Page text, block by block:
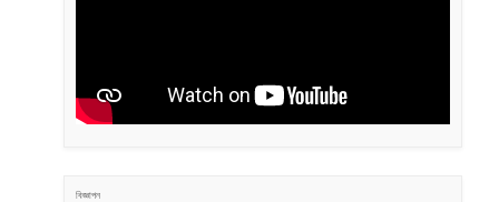
বিজ্ঞাপন